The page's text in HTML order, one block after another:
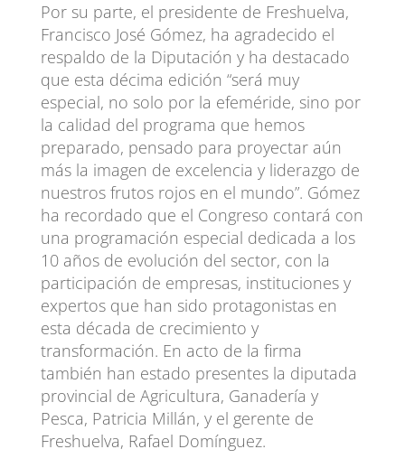
Por su parte, el presidente de Freshuelva,
Francisco José Gómez, ha agradecido el
respaldo de la Diputación y ha destacado
que esta décima edición “será muy
especial, no solo por la efeméride, sino por
la calidad del programa que hemos
preparado, pensado para proyectar aún
más la imagen de excelencia y liderazgo de
nuestros frutos rojos en el mundo”. Gómez
ha recordado que el Congreso contará con
una programación especial dedicada a los
10 años de evolución del sector, con la
participación de empresas, instituciones y
expertos que han sido protagonistas en
esta década de crecimiento y
transformación. En acto de la firma
también han estado presentes la diputada
provincial de Agricultura, Ganadería y
Pesca, Patricia Millán, y el gerente de
Freshuelva, Rafael Domínguez.